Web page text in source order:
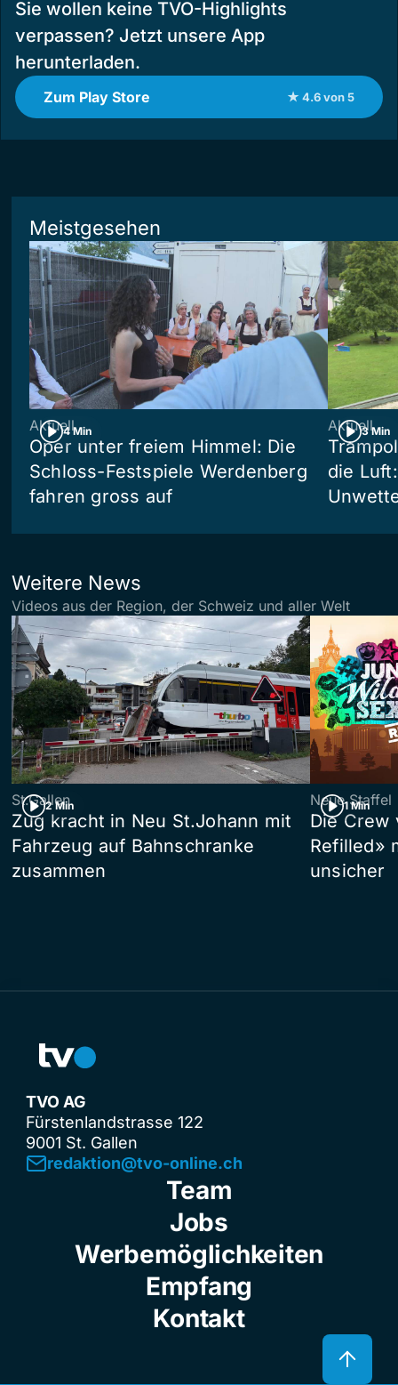
Sie wollen keine TVO-Highlights
verpassen? Jetzt unsere App
herunterladen.
Zum Play Store ★ 4.6 von 5
Meistgesehen
4 Min
Aktuell
Oper unter freiem Himmel: Die
Schloss-Festspiele Werdenberg
fahren gross auf
3 Min
Aktuell
die
Weitere News
Videos aus der Region, der Schweiz und aller Welt
2 Min
St.Gallen
Zug kracht in Neu St.Johann mit
Fahrzeug auf Bahnschranke
zusammen
1 Min
Neue Staffel
Die Crew
Refilled»
unsicher
TVO AG
Fürstenlandstrasse 122
9001 St. Gallen
redaktion@tvo-online.ch
Team
Jobs
Werbemöglichkeiten
Empfang
Kontakt